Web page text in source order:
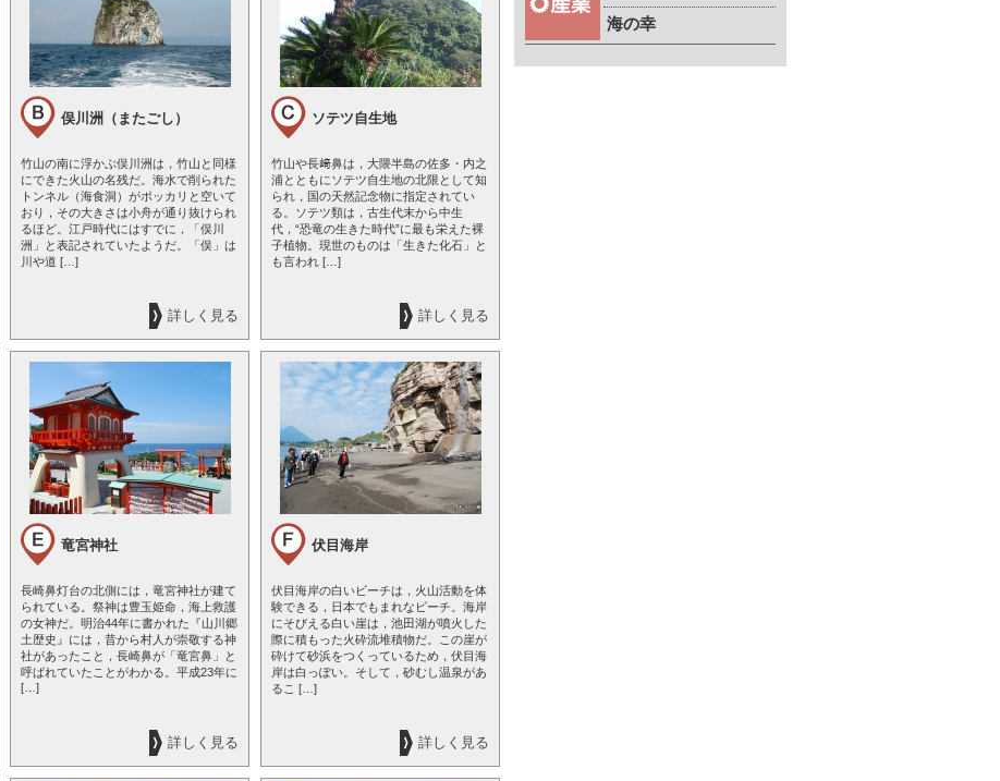
俣川洲（またごし）
竹山の南に浮かぶ俣川洲は，竹山と同様
にできた火山の名残だ。海水で削られた
トンネル（海食洞）がポッカリと空いて
おり，その大きさは小舟が通り抜けられ
るほど。江戸時代にはすでに，「俣川
洲」と表記されていたようだ。「俣」は
川や道 […]
詳しく見る
ソテツ自生地
竹山や長﨑鼻は，大隈半島の佐多・内之
浦とともにソテツ自生地の北限として知
られ，国の天然記念物に指定されてい
る。ソテツ類は，古生代末から中生
代，“恐竜の生きた時代”に最も栄えた裸
子植物。現世のものは「生きた化石」と
も言われ […]
詳しく見る
竜宮神社
長崎鼻灯台の北側には，竜宮神社が建て
られている。祭神は豊玉姫命，海上救護
の女神だ。明治44年に書かれた『山川郷
土歴史』には，昔から村人が崇敬する神
社があったこと，長崎鼻が「竜宮鼻」と
呼ばれていたことがわかる。平成23年に
[…]
詳しく見る
伏目海岸
伏目海岸の白いビーチは，火山活動を体
験できる，日本でもまれなビーチ。海岸
にそびえる白い崖は，池田湖が噴火した
際に積もった火砕流堆積物だ。この崖が
砕けて砂浜をつくっているため，伏目海
岸は白っぽい。そして，砂むし温泉があ
るこ […]
詳しく見る
海の幸